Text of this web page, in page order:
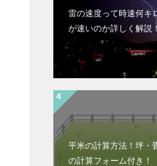
雷の速度って時速何キ
が速いのか詳しく解説
平米の計算方法！坪・
の計算フォーム付き！